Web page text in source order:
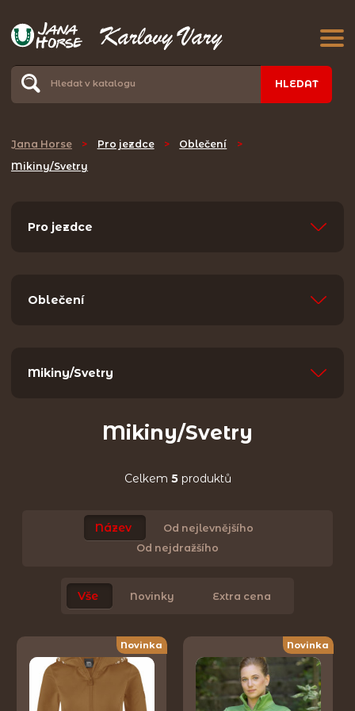
HLEDAT
Jana Horse > Pro jezdce > Oblečení
>
Mikiny/Svetry
Pro jezdce
Oblečení
Mikiny/Svetry
Mikiny/Svetry
Celkem 5produktů
Název
Od nejlevnějšího
Od nejdražšího
Vše Novinky Extra cena
Novinka Novinka